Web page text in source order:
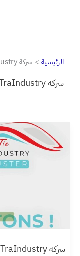
الرئيسية شركة morocco traindustry
شركة Morocco TraIndustry
شركة Morocco TraIndustry توظف عدة مناصب 2024